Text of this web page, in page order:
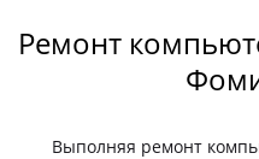
Ремонт
Выполняя ремонт